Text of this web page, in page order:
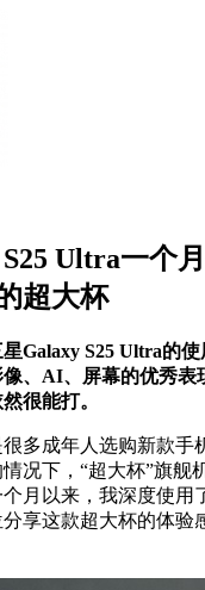
Ultra一个
超大杯
星Galaxy S25 Ultra的
、AI、屏幕的优秀表
很能打。
成年人选购新款手
况下，“超大杯”旗舰
月以来，我深度使用
享这款超大杯的体验